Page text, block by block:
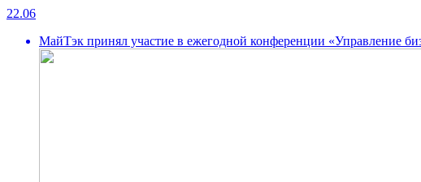
22.06
МайТэк принял участие в ежегодной конференции «Управление